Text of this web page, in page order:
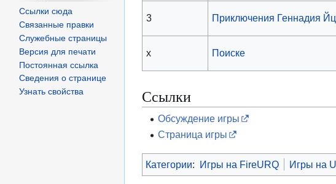
3 Приключения Геннадия
x Поиске
Ссылки
Обсуждение игры
Страница игры
Категории: Игры на FireURQ Игры на
Ссылки сюда
Связанные правки
Служебные страницы
Версия для печати
Постоянная ссылка
Сведения о странице
Узнать свойства